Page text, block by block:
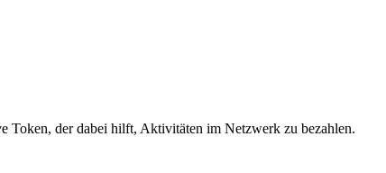
Token, der dabei hilft, Aktivitäten im Netzwerk zu bezahlen.